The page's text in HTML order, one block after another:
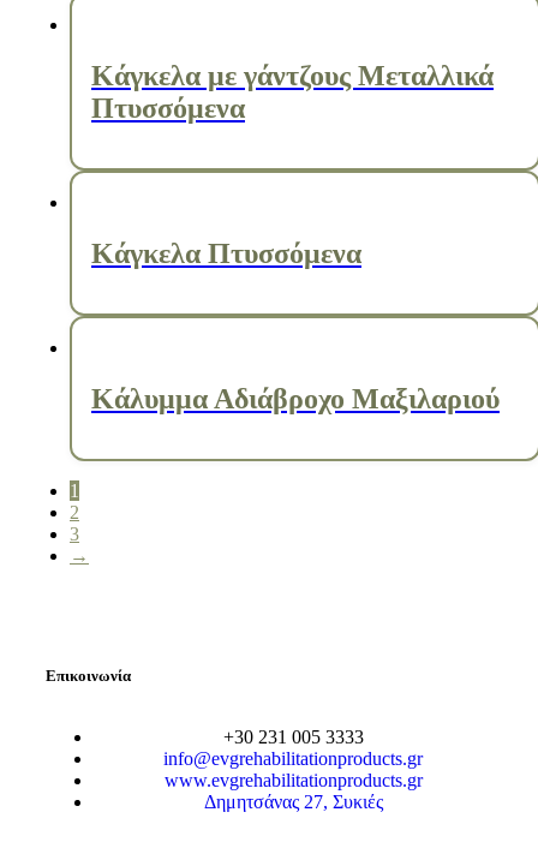
Κάγκελα με γάντζους Μεταλλικά
Πτυσσόμενα
Κάγκελα Πτυσσόμενα
Κάλυμμα Αδιάβροχο Μαξιλαριού
1
2
3
→
Επικοινωνία
+30 231 005 3333
info@evgrehabilitationproducts.gr
www.evgrehabilitationproducts.gr
Δημητσάνας 27, Συκιές